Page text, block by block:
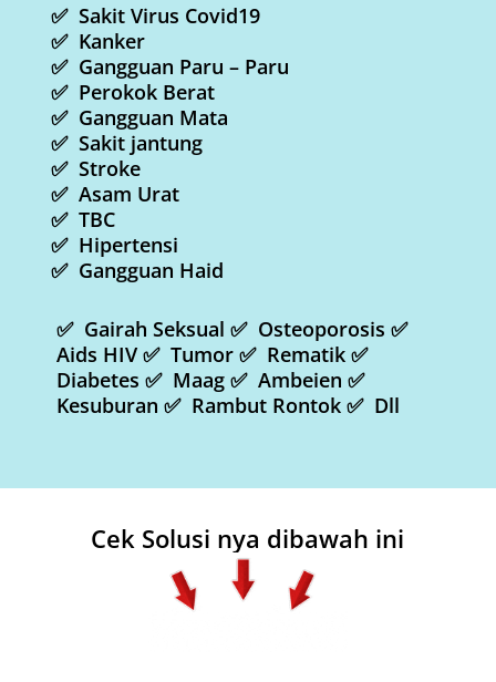
✅ Sakit Virus Covid19
✅ Kanker
✅ Gangguan Paru – Paru
✅ Perokok Berat
✅ Gangguan Mata
✅ Sakit jantung
✅ Stroke
✅ Asam Urat
✅ TBC
✅ Hipertensi
✅ Gangguan Haid
✅ Gairah Seksual ✅ Osteoporosis ✅
Aids HIV ✅ Tumor ✅ Rematik ✅
Diabetes ✅ Maag ✅ Ambeien ✅
Kesuburan ✅ Rambut Rontok ✅ Dll
Cek Solusi nya dibawah ini